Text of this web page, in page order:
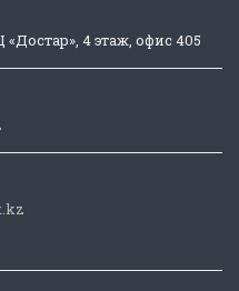
4 этаж, офис 405